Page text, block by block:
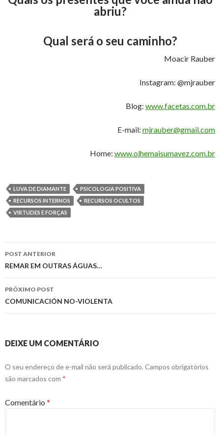
abriu?
Qual será o seu caminho?
Moacir Rauber
Instagram: @mjrauber
Blog: www.facetas.com.br
E-mail: mjrauber@gmail.com
Home: www.olhemaisumavez.com.br
LUVA DE DIAMANTE
PSICOLOGIA POSITIVA
RECURSOS INTERNOS
RECURSOS OCULTOS
VIRTUDES E FORÇAS
Navegação
de
posts
POST ANTERIOR
REMAR EM OUTRAS ÁGUAS…
PRÓXIMO POST
COMUNICACIÓN NO-VIOLENTA
DEIXE UM COMENTÁRIO
O seu endereço de e-mail não será publicado. Campos obrigatórios
são marcados com *
Comentário *